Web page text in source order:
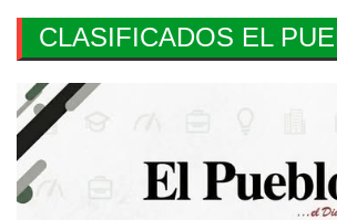
CLASIFICADOS EL